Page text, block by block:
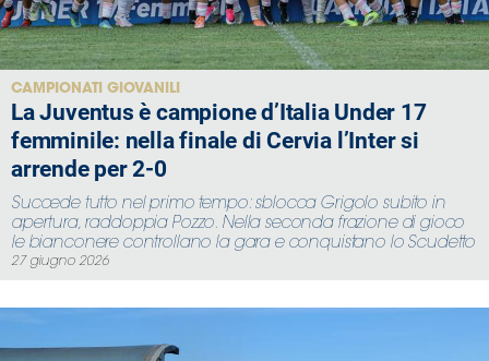
CAMPIONATI GIOVANILI
La Juventus è campione d’Italia Under 17
femminile: nella finale di Cervia l’Inter si
arrende per 2-0
Succede tutto nel primo tempo: sblocca Grigolo subito in
apertura, raddoppia Pozzo. Nella seconda frazione di gioco
le bianconere controllano la gara e conquistano lo Scudetto
27 giugno 2026